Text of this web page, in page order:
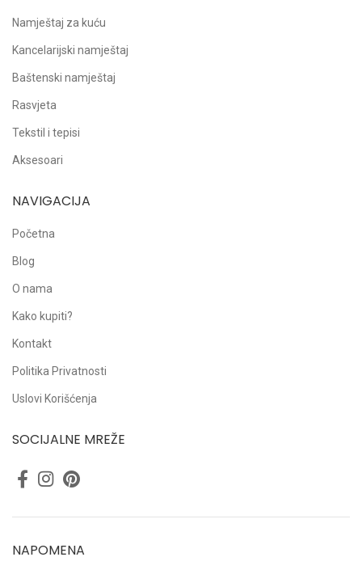
Namještaj za kuću
Kancelarijski namještaj
Baštenski namještaj
Rasvjeta
Tekstil i tepisi
Aksesoari
NAVIGACIJA
Početna
Blog
O nama
Kako kupiti?
Kontakt
Politika Privatnosti
Uslovi Korišćenja
SOCIJALNE MREŽE
NAPOMENA